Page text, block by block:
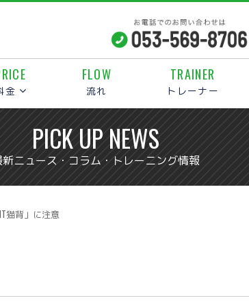
金
FLOW
流れ
TRAINER
トレーナー
PICK UP NEWS
新ニュース・コラム・トレーニング情報
猫背」に注意